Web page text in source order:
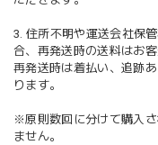
3. 住所不明や運送会社保
合、再発送時の送料はお客
再発送時は着払い、追跡
ります。
※原則数回に分けて購入
ません。